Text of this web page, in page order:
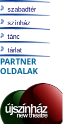
szabadtér
színház
tánc
tárlat
PARTNER
OLDALAK